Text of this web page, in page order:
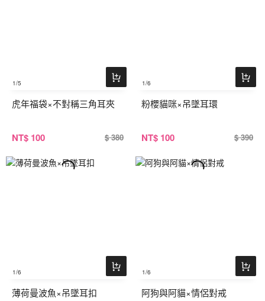
1/5
虎年福袋×不對稱三角耳夾
NT$ 100 $ 380
1/6
粉櫻貓咪×吊墜耳環
NT$ 100 $ 390
1/6
薄荷曼波魚×吊墜耳扣
1/6
阿狗與阿貓×情侶對戒